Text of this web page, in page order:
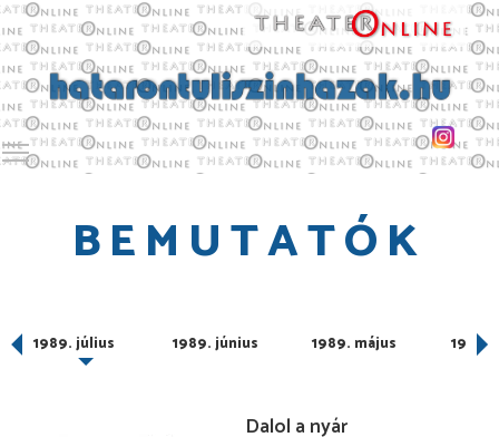
Toggle main menu visibility
BEMUTATÓK
1989. július 1989. június 1989. május 1989.
Dalol a nyár